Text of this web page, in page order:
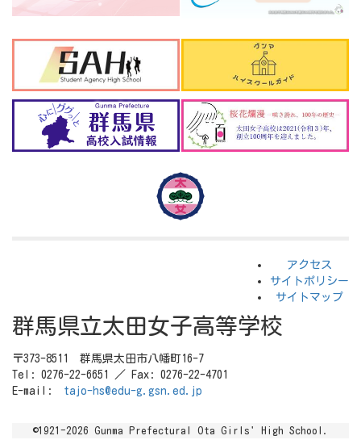
アクセス
サイトポリシー
サイトマップ
群馬県立太田女子高等学校
〒373-8511 群馬県太田市八幡町16-7
Tel: 0276-22-6651 ／ Fax: 0276-22-4701
E-mail: tajo-hs@edu-g.gsn.ed.jp
©1921-2026 Gunma Prefectural Ota Girls' High School.